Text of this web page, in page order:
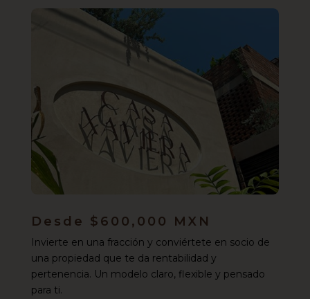
Desde $600,000 MXN
Invierte en una fracción y conviértete en socio de
una propiedad que te da rentabilidad y
pertenencia. Un modelo claro, flexible y pensado
para ti.